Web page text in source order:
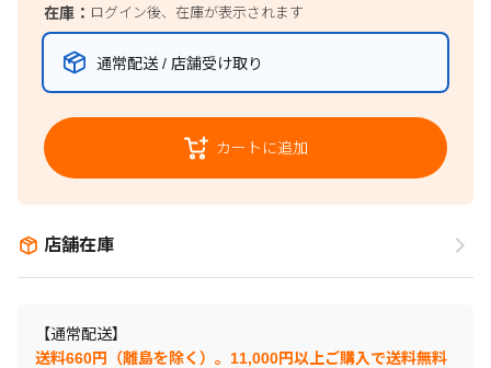
在庫： ログイン後、在庫が表示されます
通常配送 / 店舗受け取り
カートに追加
店舗在庫
【通常配送】
送料660円（離島を除く）。11,000円以上ご購入で送料無料